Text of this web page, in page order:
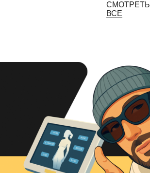
СМОТРЕТЬ
ВСЕ